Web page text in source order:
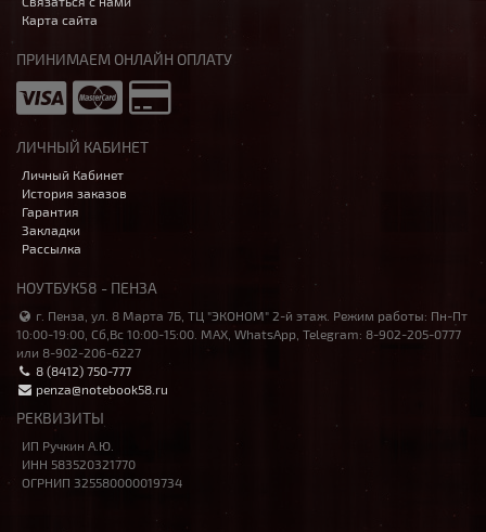
Карта сайта
ПРИНИМАЕМ ОНЛАЙН ОПЛАТУ
ЛИЧНЫЙ КАБИНЕТ
Личный Кабинет
История заказов
Гарантия
Закладки
Рассылка
НОУТБУК58 - ПЕНЗА
г. Пенза, ул. 8 Марта 7Б, ТЦ "ЭКОНОМ" 2-й этаж. Режим работы: Пн-Пт
10:00-19:00, Сб,Вс 10:00-15:00. MAX, WhatsApp, Telegram: 8-902-205-0777
или 8-902-206-6227
8 (8412) 750-777
penza@notebook58.ru
РЕКВИЗИТЫ
ИП Ручкин А.Ю.
ИНН 583520321770
ОГРНИП 325580000019734